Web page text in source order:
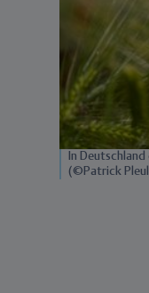
In
(©Patrick